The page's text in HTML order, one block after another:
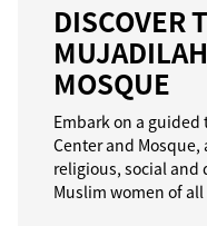
DISCOVER
MOSQUE
Embark on a
Center and
religious, social
Muslim women of all